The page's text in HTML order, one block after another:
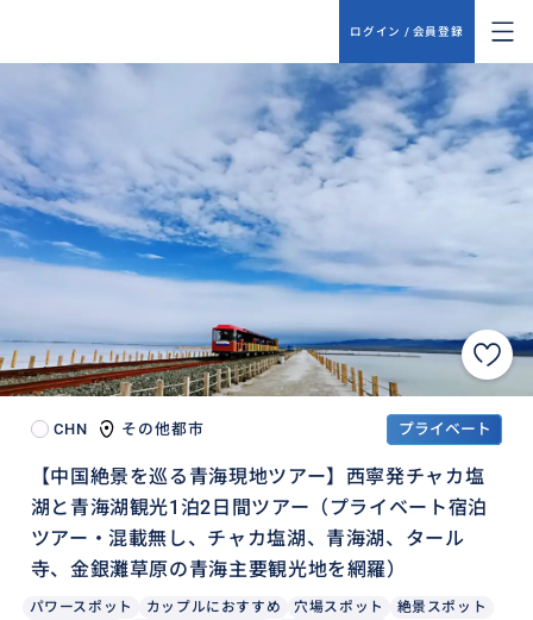
ログイン / 会員登録
CHN その他都市 プライベート
【中国絶景を巡る青海現地ツアー】西寧発チャカ塩
湖と青海湖観光1泊2日間ツアー（プライベート宿泊
ツアー・混載無し、チャカ塩湖、青海湖、タール
寺、金銀灘草原の青海主要観光地を網羅）
パワースポット カップルにおすすめ 穴場スポット
絶景スポット